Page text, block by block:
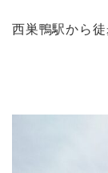
西巣鴨駅から徒